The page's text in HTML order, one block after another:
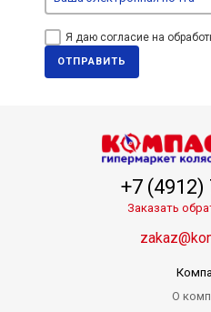
Я даю согласие на
ОТПРАВИТЬ
+7 (4912)
Заказать
О